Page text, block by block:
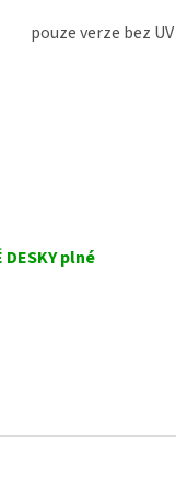
pouze verze bez UV
DESKY plné